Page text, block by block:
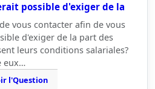
possible d'exiger de la
vous contacter afin de vous
d'exiger de la part des
leurs conditions salariales?
eux…
l'Question